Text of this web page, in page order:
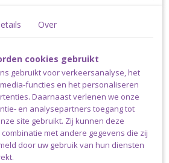
Onderzetters Set 01
Set 01 In de Serie…
HAAKPAKKET
Over
cookies gebruikt
gebruikt voor verkeersanalyse, het
functies en het personaliseren
Daarnaast verlenen we onze
en analysepartners toegang tot
site gebruikt. Zij kunnen deze
met andere gegevens die zij
door uw gebruik van hun diensten